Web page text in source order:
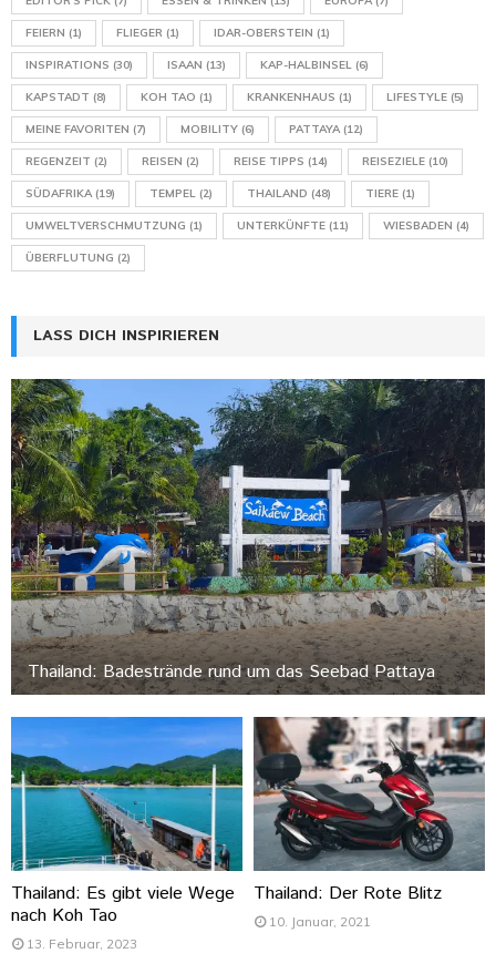
FEIERN (1) FLIEGER (1) IDAR-OBERSTEIN (1)
INSPIRATIONS (30) ISAAN (13) KAP-HALBINSEL (6)
KAPSTADT (8) KOH TAO (1) KRANKENHAUS (1) LIFESTYLE (5)
MEINE FAVORITEN (7) MOBILITY (6) PATTAYA(12)
REGENZEIT (2) REISEN (2) REISE TIPPS (14) REISEZIELE (10)
SÜDAFRIKA(19) TEMPEL (2) THAILAND (48) TIERE (1)
UMWELTVERSCHMUTZUNG (1) UNTERKÜNFTE (11) WIESBADEN (4)
ÜBERFLUTUNG (2)
LASS DICH INSPIRIEREN
Thailand: Badestrände rund um das Seebad Pattaya
Thailand: Es gibt viele Wege
nach Koh Tao
13. Februar, 2023
Thailand: Der Rote Blitz
10. Januar, 2021